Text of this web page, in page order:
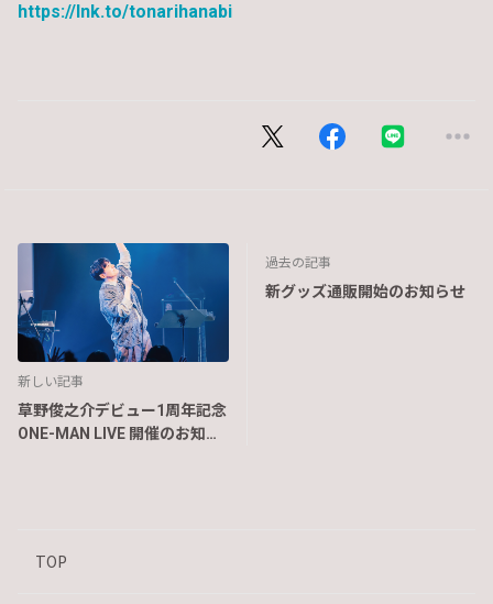
https://lnk.to/tonarihanabi
新しい記事
草野俊之介デビュー1周年記念
ONE-MAN LIVE 開催のお知ら
過去の記事
新グッズ通販開始のお知らせ
TOP